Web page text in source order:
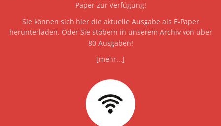
Paper zur Verfügung!
Sie können sich hier die aktuelle Ausgabe als E-Paper
herunterladen. Oder Sie stöbern in unserem Archiv von über
80 Ausgaben!
[mehr...]